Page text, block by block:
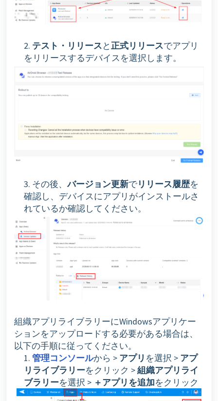
2. テスト・リリースと正式リリースでアプリ
をリリースするデバイスを選択します。
3. その後、バージョン更新でリリース履歴を
確認し、デバイスにアプリがインストールさ
れているか確認してください。
組織アプリライブラリーにWindowsアプリケー
ションをアップロードする必要がある場合は、
以下の手順に従ってください。
1. 管理コンソールから > アプリ を選択 > アプ
リライブラリーをクリック >組織アプリライ
ブラリーを選択 > ＋アプリを追加をクリック